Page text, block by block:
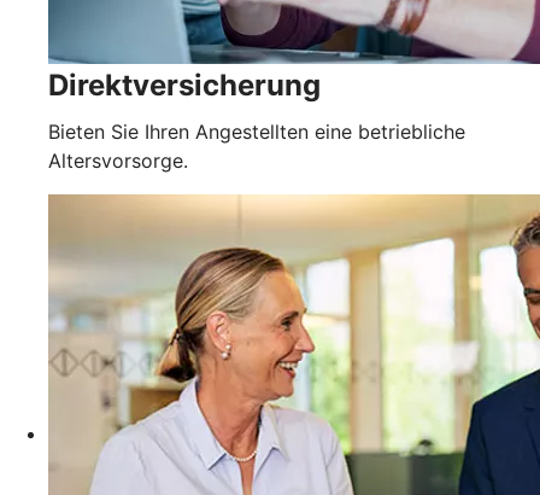
Direktversicherung
Bieten Sie Ihren Angestellten eine betriebliche
Altersvorsorge.